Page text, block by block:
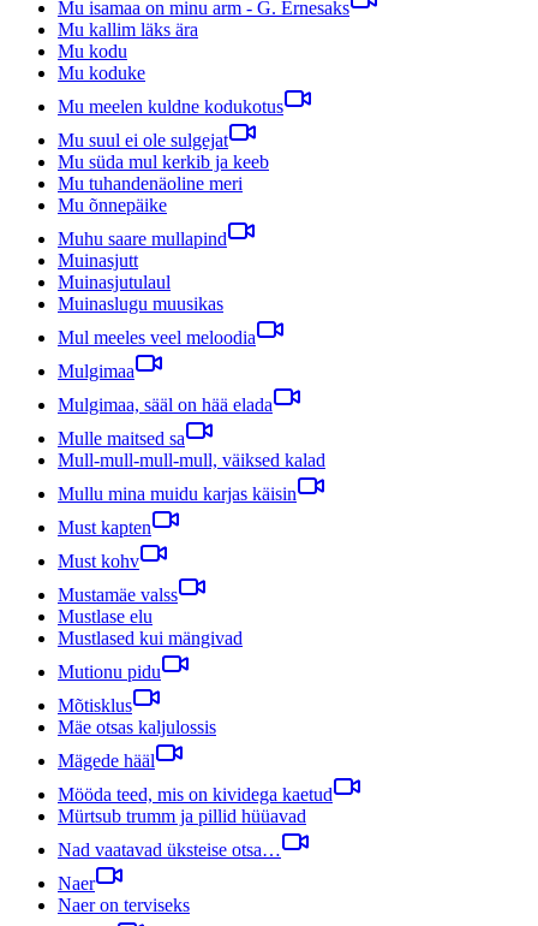
Mu isamaa on minu arm - G. Ernesaks
Mu kallim läks ära
Mu kodu
Mu koduke
Mu meelen kuldne kodukotus
Mu suul ei ole sulgejat
Mu süda mul kerkib ja keeb
Mu tuhandenäoline meri
Mu õnnepäike
Muhu saare mullapind
Muinasjutt
Muinasjutulaul
Muinaslugu muusikas
Mul meeles veel meloodia
Mulgimaa
Mulgimaa, sääl on hää elada
Mulle maitsed sa
Mull-mull-mull-mull, väiksed kalad
Mullu mina muidu karjas käisin
Must kapten
Must kohv
Mustamäe valss
Mustlase elu
Mustlased kui mängivad
Mutionu pidu
Mõtisklus
Mäe otsas kaljulossis
Mägede hääl
Mööda teed, mis on kividega kaetud
Mürtsub trumm ja pillid hüüavad
Nad vaatavad üksteise otsa…
Naer
Naer on terviseks